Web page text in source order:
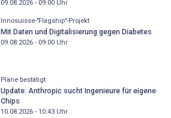
09.08.2026 - 09:00Uhr
Innosuisse-"Flagship"-Projekt
Mit Daten und Digitalisierung gegen Diabetes
09.08.2026 - 09:00Uhr
Pläne bestätigt
Update: Anthropic sucht Ingenieure für eigene
Chips
10.08.2026 - 10:43Uhr